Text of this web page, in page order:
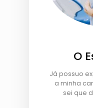
O
Já possuo
a minha
sei que